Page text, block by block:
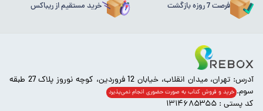
فرصت 7 روزه بازگشت خرید مستقیم از ریباکس
آدرس: تهران، میدان انقلاب، خیابان 12 فروردین، کوچه نوروز پلاک 27 طبقه
سوم. خرید و فروش کتاب به صورت حضوری انجام‌ نمی‌پذیرد
کد پستی : ۱۳۱۴۶۸۵۳۵۵